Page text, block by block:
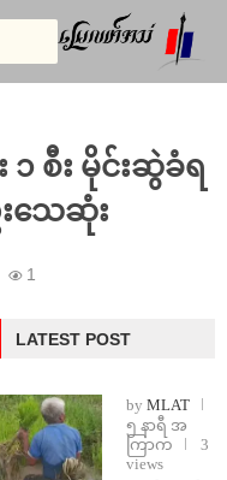
၁ စီး မိုင်းဆွဲခံရ
သေဆုံး
1
LATEST POST
by MLAT
၅ နာရီ အ
ကြာက
3
views